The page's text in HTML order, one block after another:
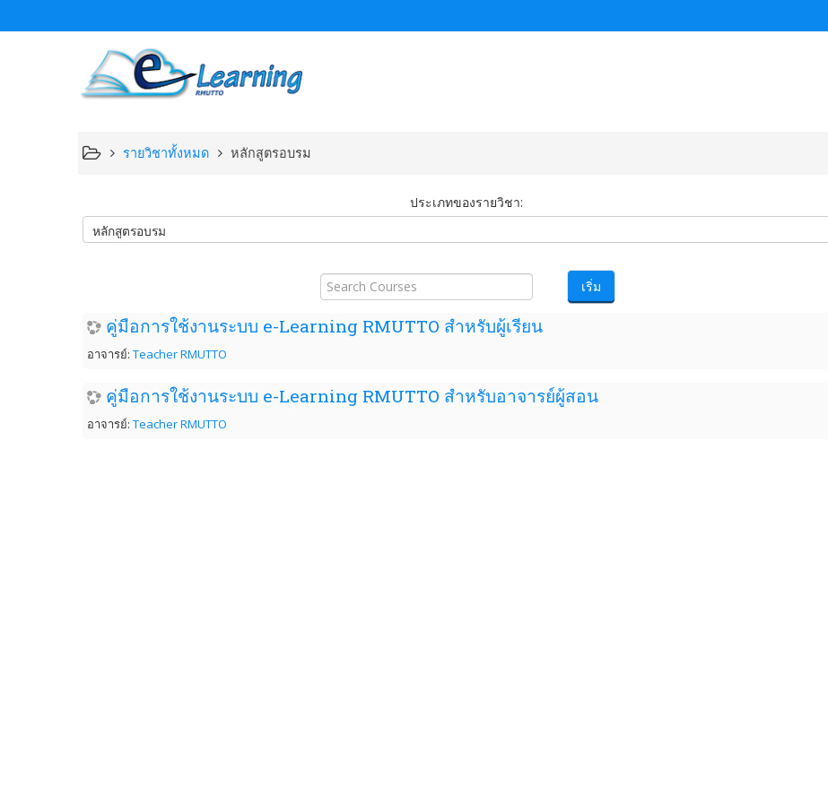
รายวิชาทั้งหมด หลักสูตรอบรม
ประเภทของรายวิชา:
Courses
เริ่ม
คู่มือการใช้งานระบบ e-Learning RMUTTO สำหรับผู้เรียน
อาจารย์: Teacher RMUTTO
คู่มือการใช้งานระบบ e-Learning RMUTTO สำหรับอาจารย์ผู้สอน
อาจารย์: Teacher RMUTTO